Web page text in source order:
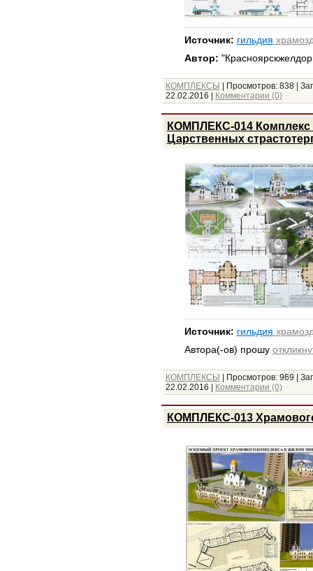
Источник: гильдия
Автор:
КОМПЛЕКСЫ | Просмотров: 838|
22.02.2016 | Комментарии (0)
КОМПЛЕКС-014
Царственных
Источник: гильдия
Автора(-ов) прошу
КОМПЛЕКСЫ | Просмотров: 969 |
22.02.2016 | Комментарии (0)
КОМПЛЕКС-013